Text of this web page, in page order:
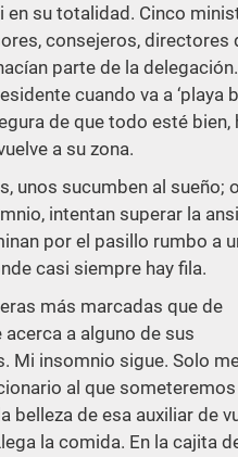
en su totalidad. Cinco
consejeros, directores
parte de la
cuando va a ‘playa
de que todo esté bien,
a su zona.
unos sucumben al sueño;
intentan superar la
por el pasillo rumbo a
casi siempre hay fila.
más marcadas que de
a alguno de sus
Mi insomnio sigue. Solo
al que someteremos
belleza de esa auxiliar de
la comida. En la cajita